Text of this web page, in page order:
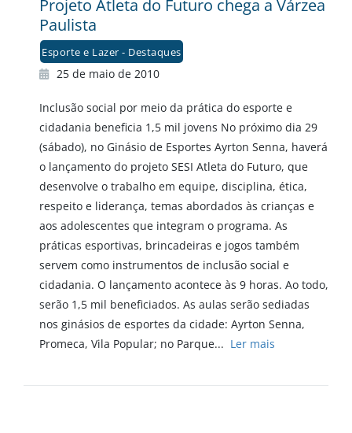
Projeto Atleta do Futuro chega a Várzea
Paulista
Esporte e Lazer - Destaques
25 de maio de 2010
Inclusão social por meio da prática do esporte e
cidadania beneficia 1,5 mil jovens No próximo dia 29
(sábado), no Ginásio de Esportes Ayrton Senna, haverá
o lançamento do projeto SESI Atleta do Futuro, que
desenvolve o trabalho em equipe, disciplina, ética,
respeito e liderança, temas abordados às crianças e
aos adolescentes que integram o programa. As
práticas esportivas, brincadeiras e jogos também
servem como instrumentos de inclusão social e
cidadania. O lançamento acontece às 9 horas. Ao todo,
serão 1,5 mil beneficiados. As aulas serão sediadas
nos ginásios de esportes da cidade: Ayrton Senna,
Promeca, Vila Popular; no Parque... Ler mais